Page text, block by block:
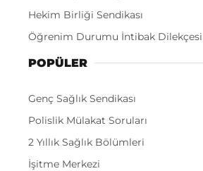
Hekim Birliği Sendikası
Öğrenim Durumu İntibak
POPÜLER
Genç Sağlık Sendikası
Polislik Mülakat Soruları
2 Yıllık Sağlık Bölümleri
İşitme Merkezi